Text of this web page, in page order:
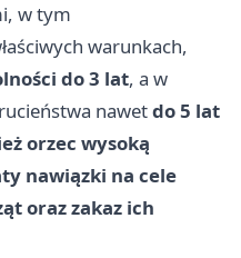
w tym
warunkach,
do 3 lat, a w
nawetdo 5 lat
orzec wysoką
nawiązki na cele
oraz zakaz ich